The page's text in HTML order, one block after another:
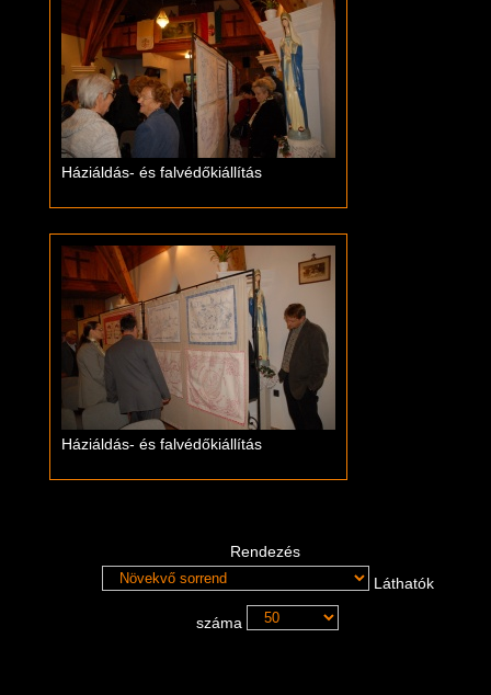
Háziáldás- és falvédőkiállítás
Háziáldás- és falvédőkiállítás
Rendezés
Láthatók
száma